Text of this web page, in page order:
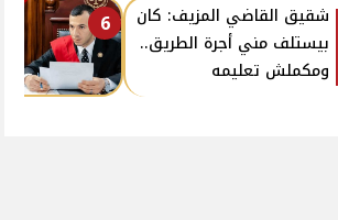
6
شقيق القاضي المزيف: كان
بيستلف مني أجرة الطريق..
ومكملش تعليمه